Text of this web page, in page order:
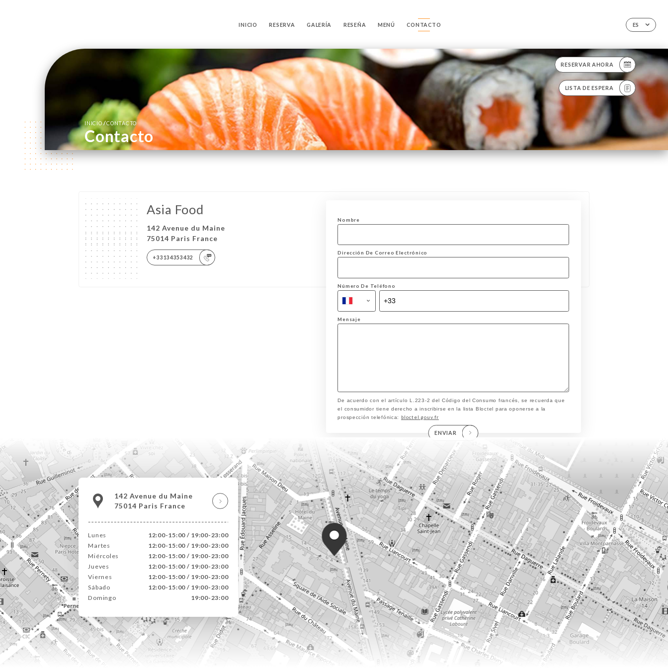
ES
INICIO RESERVA GALERÍA RESEÑA MENÚ CONTACTO
RESERVAR AHORA
LISTA DE ESPERA
INICIO/CONTACTO
Contacto
Asia Food
142 Avenue du Maine
75014 Paris France
+33134353432
Nombre
Dirección De Correo Electrónico
Número De Teléfono
Mensaje
De acuerdo con el artículo L.223-2 del Código del Consumo francés, se recuerda que
el consumidor tiene derecho a inscribirse en la lista Bloctel para oponerse a la
prospección telefónica: bloctel.gouv.fr
ENVIAR
142 Avenue du Maine
75014 Paris France
Lunes
12:00-15:00 / 19:00-23:00
Martes
12:00-15:00 / 19:00-23:00
Miércoles
12:00-15:00 / 19:00-23:00
Jueves
12:00-15:00 / 19:00-23:00
Viernes
12:00-15:00 / 19:00-23:00
Sábado
12:00-15:00 / 19:00-23:00
Domingo
19:00-23:00